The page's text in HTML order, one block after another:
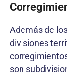
Además de
divisiones
son